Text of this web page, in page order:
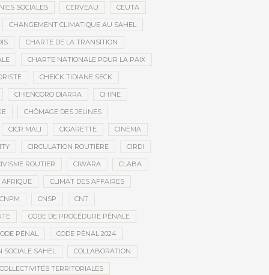
SOCIALES CERVEAU CEUTA
CHANGEMENT CLIMATIQUE AU SAHEL
CHARTE DE LA TRANSITION
CHARTE NATIONALE POUR LA PAIX
CHEICK TIDIANE SECK
CHIENCORO DIARRA CHINE
CHÔMAGE DES JEUNES
CICR MALI CIGARETTE CINEMA
CIRCULATION ROUTIÈRE CIRDI
ROUTIER CIWARA CLABA
CLIMAT DES AFFAIRES
CNPM CNSP CNT
CODE DE PROCÉDURE PÉNALE
PÉNAL CODE PÉNAL 2024
SOCIALE SAHEL COLLABORATION
TERRITORIALES